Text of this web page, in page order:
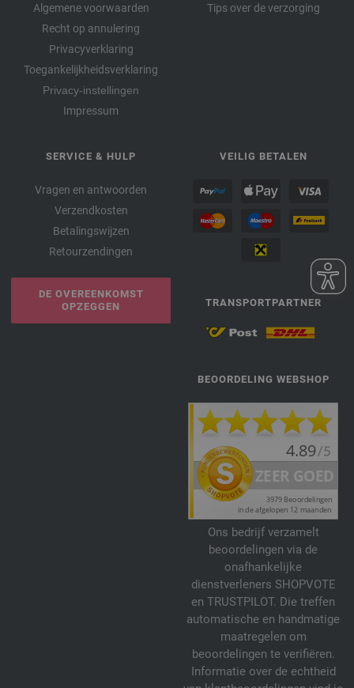
Algemene voorwaarden
Recht op annulering
Privacyverklaring
Toegankelijkheidsverklaring
Privacy-instellingen
Impressum
Tips over de verzorging
SERVICE & HULP
Vragen en antwoorden
Verzendkosten
Betalingswijzen
Retourzendingen
DE OVEREENKOMST
OPZEGGEN
VEILIG BETALEN
TRANSPORTPARTNER
BEOORDELING WEBSHOP
Ons bedrijf verzamelt
beoordelingen via de
onafhankelijke
dienstverleners SHOPVOTE
en TRUSTPILOT. Die treffen
automatische en handmatige
maatregelen om
beoordelingen te verifiëren.
Informatie over de echtheid